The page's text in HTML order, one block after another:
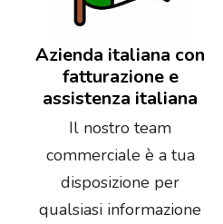
Azienda italiana con
fatturazione e
assistenza italiana
Il nostro team
commerciale è a tua
disposizione per
qualsiasi informazione